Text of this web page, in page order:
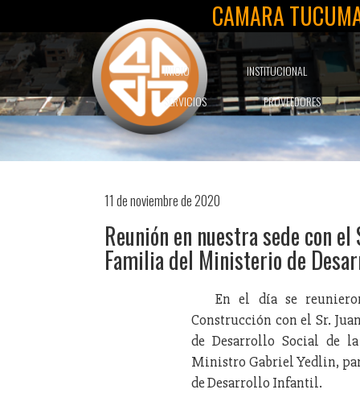
CAMARA
INICIO
INSTITUCIONAL
SERVICIOS
PROVEEDORES
11 de noviembre de 2020
Reunión en nuestra sede con
Familia del Ministerio de
En el día se
Construcción con el Sr.
de Desarrollo Social de
Ministro Gabriel Yedlin,
de Desarrollo Infantil.